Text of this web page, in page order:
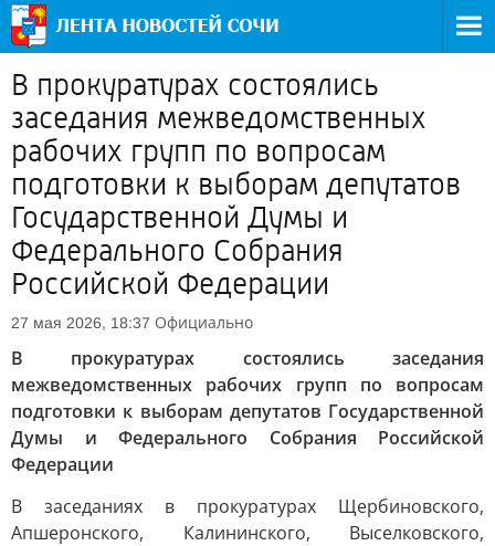
В прокуратурах состоялись
заседания межведомственных
рабочих групп по вопросам
подготовки к выборам депутатов
Государственной Думы и
Федерального Собрания
Российской Федерации
27 мая 2026, 18:37 Официально
В прокуратурах состоялись заседания
межведомственных рабочих групп по вопросам
подготовки к выборам депутатов Государственной
Думы и Федерального Собрания Российской
Федерации
В заседаниях в прокуратурах Щербиновского,
Апшеронского, Калининского, Выселковского,